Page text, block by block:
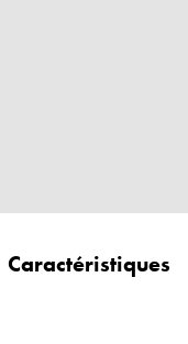
Caractéristiques